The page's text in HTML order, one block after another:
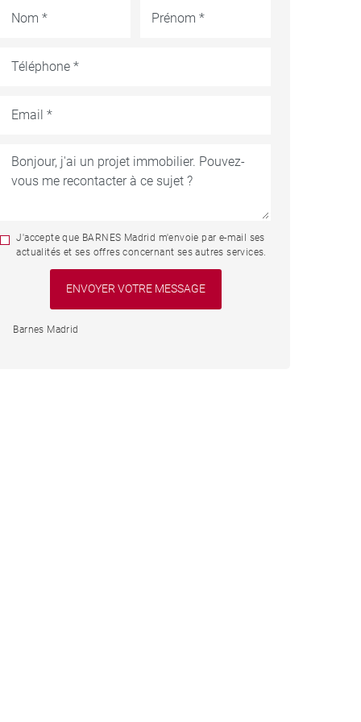
J'accepte que BARNES Madrid m'envoie par e-mail ses
actualités et ses offres concernant ses autres services.
Barnes Madrid